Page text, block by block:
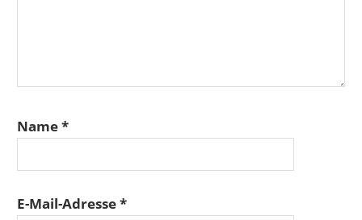
Name*
E-Mail-Adresse*